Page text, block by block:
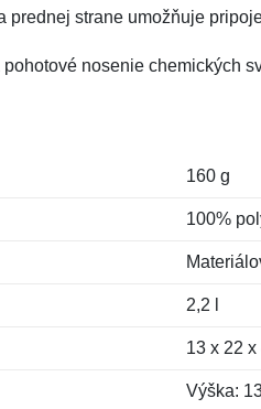
prednej strane umožňuje
pohotové nosenie chemických
160 g
100%
2,2 l
13 x 22 x
Výška: